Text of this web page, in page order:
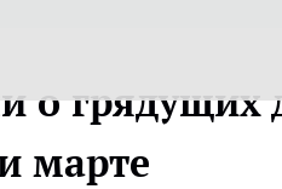
о грядущих
марте